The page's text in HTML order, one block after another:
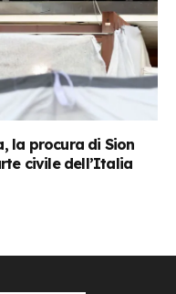
la procura di Sion
civile dell’Italia